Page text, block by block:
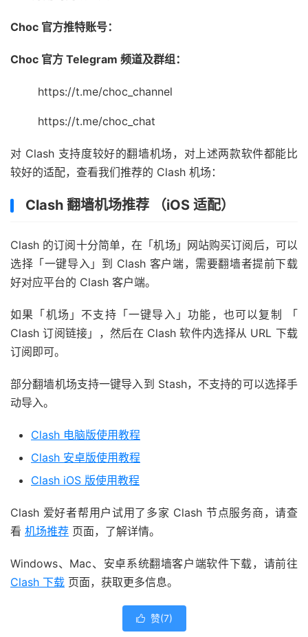
Choc 官方推特账号：
Choc 官方 Telegram 频道及群组：
https://t.me/choc_channel
https://t.me/choc_chat
对 Clash 支持度较好的翻墙机场，对上述两款软件都能比
较好的适配，查看我们推荐的 Clash 机场：
Clash 翻墙机场推荐 （iOS 适配）
Clash 的订阅十分简单，在「机场」网站购买订阅后，可以
选择「一键导入」到 Clash 客户端，需要翻墙者提前下载
好对应平台的 Clash 客户端。
如果「机场」不支持「一键导入」功能，也可以复制 「
Clash 订阅链接」，然后在 Clash 软件内选择从 URL 下载
订阅即可。
部分翻墙机场支持一键导入到 Stash，不支持的可以选择手
动导入。
Clash 电脑版使用教程
Clash 安卓版使用教程
Clash iOS 版使用教程
Clash 爱好者帮用户试用了多家 Clash 节点服务商，请查
看 机场推荐 页面，了解详情。
Windows、Mac、安卓系统翻墙客户端软件下载，请前往
Clash 下载 页面，获取更多信息。
 赞(7)